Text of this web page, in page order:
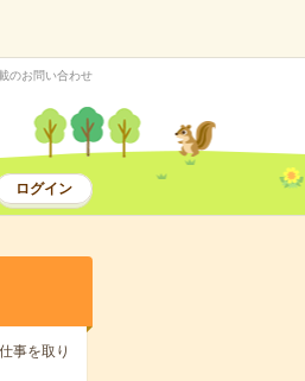
のお問い合わせ
ログイン
事を取り